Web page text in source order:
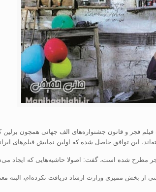
فجر و قانون جشنواره‌های الف جهانی همچون برلین
این توافق حاصل شده که اولین نمایش فیلم‌های
مطرح شده است، گفت: اصولا حاشیه‌هایی که ایجاد
از بخش ممیزی وزارت ارشاد دریافت نکرده‌ام، البته